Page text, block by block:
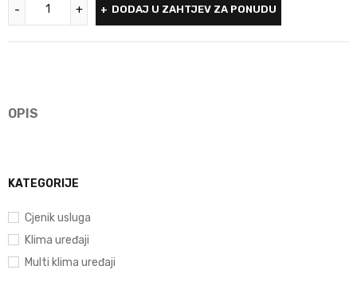
KATEGORIJE
Cjenik usluga
Klima uređaji
Multi klima uređaji
DODAJ U ZAHTJEV ZA PONUDU
OPIS